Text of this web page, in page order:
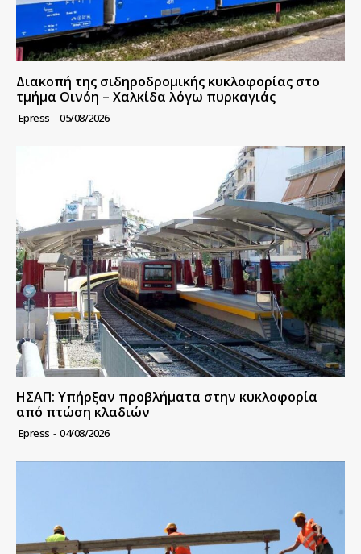
Διακοπή της σιδηροδρομικής κυκλοφορίας στο
τμήμα Οινόη – Χαλκίδα λόγω πυρκαγιάς
Epress - 05/08/2026
ΗΣΑΠ: Υπήρξαν προβλήματα στην κυκλοφορία
από πτώση κλαδιών
Epress - 04/08/2026